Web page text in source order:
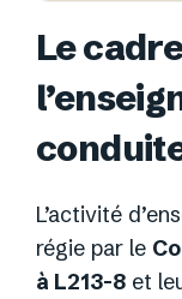
Le
L’activité
régie par le
à L213-8 et